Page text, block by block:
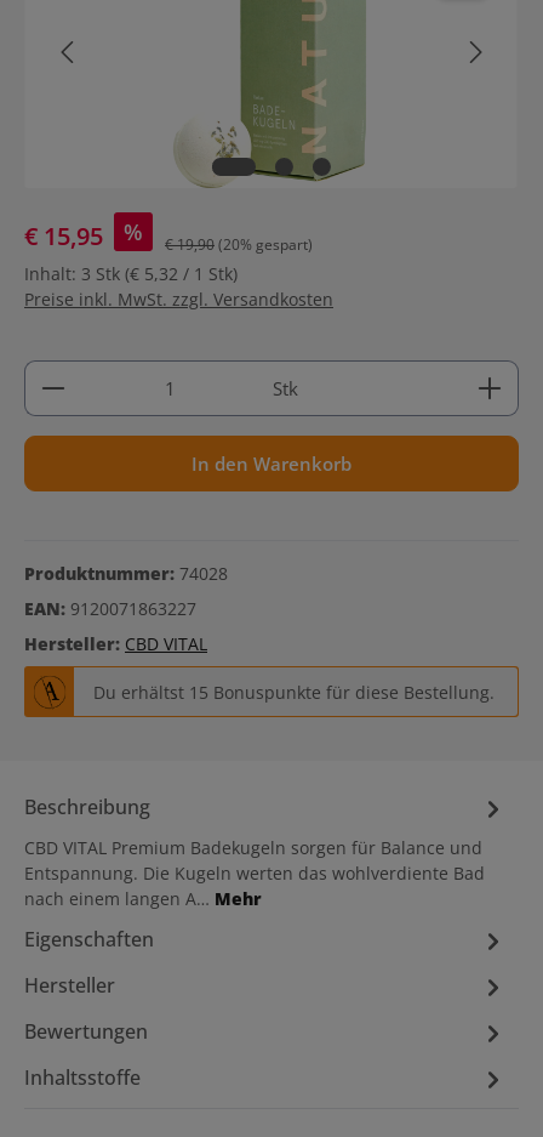
€ 15,95 % € 19,90(20% gespart)
Inhalt: 3 Stk (€ 5,32 / 1 Stk)
Preise inkl. MwSt. zzgl. Versandkosten
Produkt Anzahl: Gib den gewünschten Wert ein
Stk
In den Warenkorb
Produktnummer: 74028
EAN: 9120071863227
Hersteller: CBD VITAL
Du erhältst 15 Bonuspunkte für diese Bestellung.
Beschreibung
CBD VITAL Premium Badekugeln sorgen für Balance und
Entspannung. Die Kugeln werten das wohlverdiente Bad
nach einem langen A… Mehr
Eigenschaften
Hersteller
Bewertungen
Inhaltsstoffe